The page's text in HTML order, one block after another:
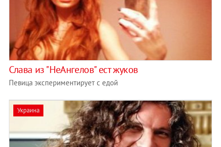
Слава из "НеАнгелов" ест жуков
Певица экспериментирует с едой
Украина